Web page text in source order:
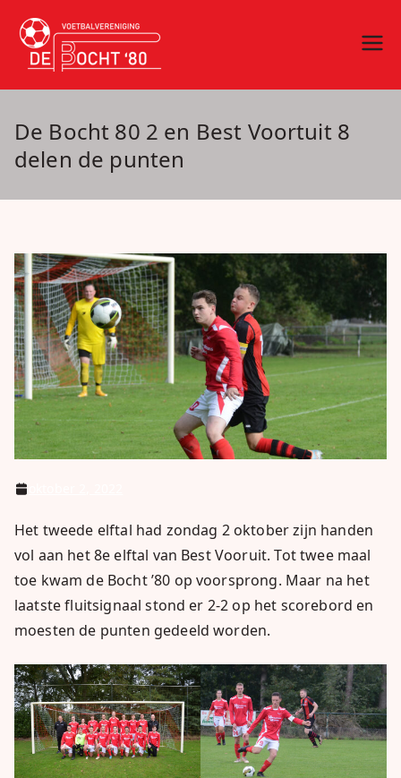
naar
inhoud
vv De Bocht
'80
De Bocht 80 2 en Best Voortuit 8
delen de punten
Het tweede elftal had zondag 2 oktober zijn handen
vol aan het 8e elftal van Best Vooruit. Tot twee maal
toe kwam de Bocht ’80 op voorsprong. Maar na het
laatste fluitsignaal stond er 2-2 op het scorebord en
moesten de punten gedeeld worden.